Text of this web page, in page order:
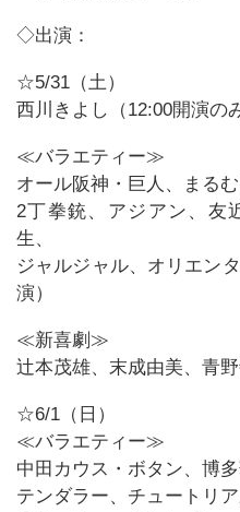
◇出演：
☆5/31（土）
西川きよし（12:00開演の
≪バラエティー≫
オール阪神・巨人、まる
2丁拳銃、アジアン、友
生、
ジャルジャル、オリエン
演）
≪新喜劇≫
辻本茂雄、末成由美、青
☆6/1（日）
≪バラエティー≫
中田カウス・ボタン、博
テンダラー、チュートリア